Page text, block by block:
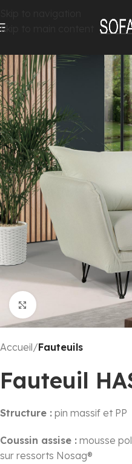
Skip to main content
Click to enlarge
Accueil Fauteuils
Fauteuil
Structure : pin massif et PP
Coussin assise : mousse
sur ressorts Nosag®